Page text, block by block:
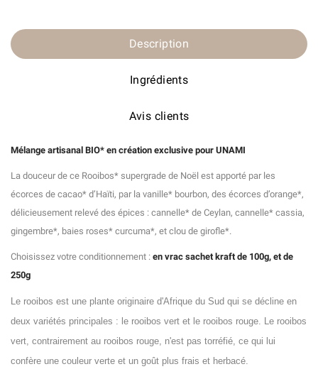
Description
Ingrédients
Avis clients
Mélange artisanal BIO* en création exclusive pour UNAMI
La douceur de ce Rooibos* supergrade de Noël est apporté par les
écorces de cacao* d’Haïti, par la vanille* bourbon, des écorces d’orange*,
délicieusement relevé des épices : cannelle* de Ceylan, cannelle* cassia,
gingembre*, baies roses* curcuma*, et clou de girofle*.
Choisissez votre conditionnement : en vrac sachet kraft de 100g, et de
250g
Le rooibos est une plante originaire d'Afrique du Sud qui se décline en
deux variétés principales : le rooibos vert et le rooibos rouge. Le rooibos
vert, contrairement au rooibos rouge, n'est pas torréfié, ce qui lui
confère une couleur verte et un goût plus frais et herbacé.